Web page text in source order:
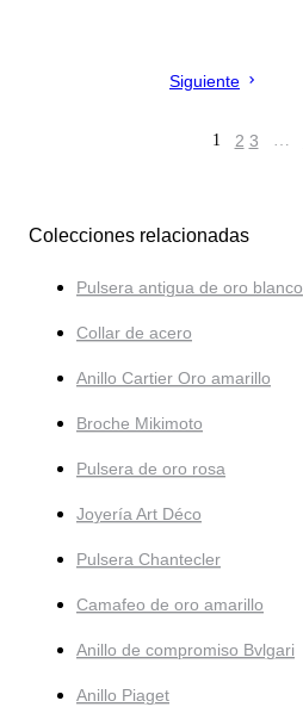
Siguiente
1 2 3 …
Colecciones relacionadas
Pulsera antigua de oro blanco
Collar de acero
Anillo Cartier Oro amarillo
Broche Mikimoto
Pulsera de oro rosa
Joyería Art Déco
Pulsera Chantecler
Camafeo de oro amarillo
Anillo de compromiso Bvlgari
Anillo Piaget